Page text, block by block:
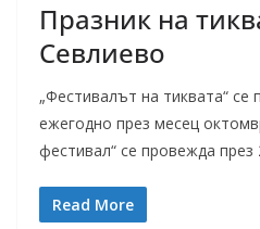
Празник на
Севлиево
„Фестивалът на тиквата“
ежегодно през месец
фестивал“ се провежда през
Read More